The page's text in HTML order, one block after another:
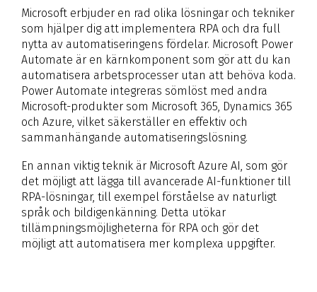
Microsoft erbjuder en rad olika lösningar och tekniker
som hjälper dig att implementera RPA och dra full
nytta av automatiseringens fördelar. Microsoft Power
Automate är en kärnkomponent som gör att du kan
automatisera arbetsprocesser utan att behöva koda.
Power Automate integreras sömlöst med andra
Microsoft-produkter som Microsoft 365, Dynamics 365
och Azure, vilket säkerställer en effektiv och
sammanhängande automatiseringslösning.
En annan viktig teknik är Microsoft Azure AI, som gör
det möjligt att lägga till avancerade AI-funktioner till
RPA-lösningar, till exempel förståelse av naturligt
språk och bildigenkänning. Detta utökar
tillämpningsmöjligheterna för RPA och gör det
möjligt att automatisera mer komplexa uppgifter.